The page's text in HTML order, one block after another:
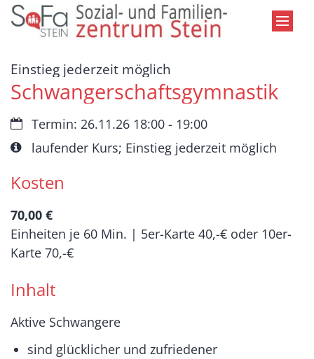
Zum Inhalt springen
Einstieg jederzeit möglich
Schwangerschaftsgymnastik
Datum:Termin: 26.11.26 18:00 - 19:00
Art bzw. Nummer:
laufender Kurs; Einstieg jederzeit möglich
Kosten
70,00 €
Einheiten je 60 Min. | 5er-Karte 40,-€ oder 10er-
Karte 70,-€
Inhalt
Aktive Schwangere
sind glücklicher und zufriedener